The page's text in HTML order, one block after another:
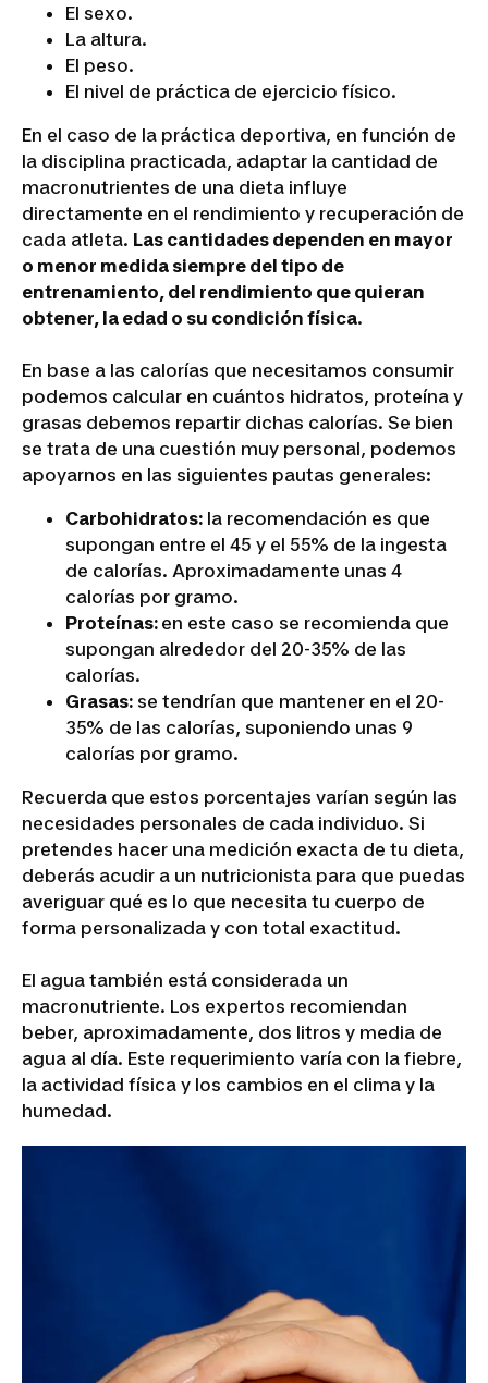
El sexo.
La altura.
El peso.
El nivel de práctica de ejercicio físico.
En el caso de la práctica deportiva, en función de
la disciplina practicada, adaptar la cantidad de
macronutrientes de una dieta influye
directamente en el rendimiento y recuperación de
cada atleta. Las cantidades dependen en mayor
o menor medida siempre del tipo de
entrenamiento, del rendimiento que quieran
obtener, la edad o su condición física.
En base a las calorías que necesitamos consumir
podemos calcular en cuántos hidratos, proteína y
grasas debemos repartir dichas calorías. Se bien
se trata de una cuestión muy personal, podemos
apoyarnos en las siguientes pautas generales:
Carbohidratos: la recomendación es que
supongan entre el 45 y el 55% de la ingesta
de calorías. Aproximadamente unas 4
calorías por gramo.
Proteínas: en este caso se recomienda que
supongan alrededor del 20-35% de las
calorías.
Grasas: se tendrían que mantener en el 20-
35% de las calorías, suponiendo unas 9
calorías por gramo.
Recuerda que estos porcentajes varían según las
necesidades personales de cada individuo. Si
pretendes hacer una medición exacta de tu dieta,
deberás acudir a un nutricionista para que puedas
averiguar qué es lo que necesita tu cuerpo de
forma personalizada y con total exactitud.
El agua también está considerada un
macronutriente. Los expertos recomiendan
beber, aproximadamente, dos litros y media de
agua al día. Este requerimiento varía con la fiebre,
la actividad física y los cambios en el clima y la
humedad.